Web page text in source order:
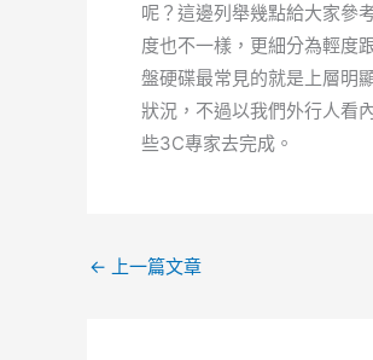
呢？這邊列舉幾點給大家參
度也不一樣，更細分為輕度
盤硬碟最常見的就是上層明
狀況，不過以我們外行人看
些3C專家去完成。
← 上一篇文章